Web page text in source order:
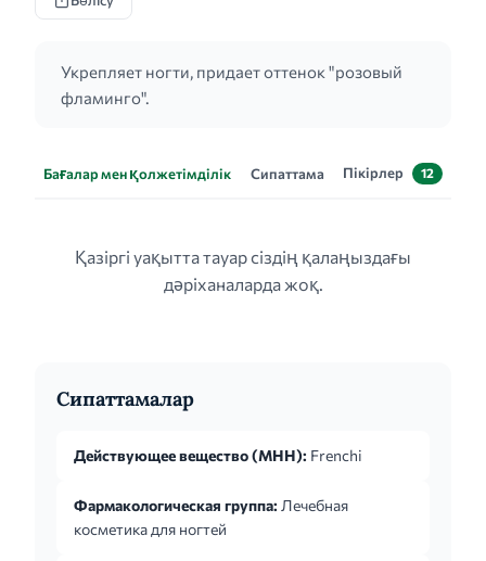
Укрепляет ногти, придает оттенок "розовый
фламинго".
Бағалар мен қолжетімділік Сипаттама Пікірлер 12
Қазіргі уақытта тауар сіздің қалаңыздағы
дәріханаларда жоқ.
Сипаттамалар
Действующее вещество (МНН): Frenchi
Фармакологическая группа: Лечебная
косметика для ногтей